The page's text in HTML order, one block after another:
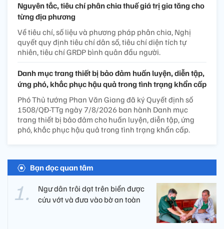
Nguyên tắc, tiêu chí phân chia thuế giá trị gia tăng cho
từng địa phương
Về tiêu chí, số liệu và phương pháp phân chia, Nghị
quyết quy định tiêu chí dân số, tiêu chí diện tích tự
nhiên, tiêu chí GRDP bình quân đầu người.
Danh mục trang thiết bị bảo đảm huấn luyện, diễn tập,
ứng phó, khắc phục hậu quả trong tình trạng khẩn cấp
Phó Thủ tướng Phan Văn Giang đã ký Quyết định số
1508/QĐ-TTg ngày 7/8/2026 ban hành Danh mục
trang thiết bị bảo đảm cho huấn luyện, diễn tập, ứng
phó, khắc phục hậu quả trong tình trạng khẩn cấp.
Bạn đọc quan tâm
Ngư dân trôi dạt trên biển được
cứu vớt và đưa vào bờ an toàn